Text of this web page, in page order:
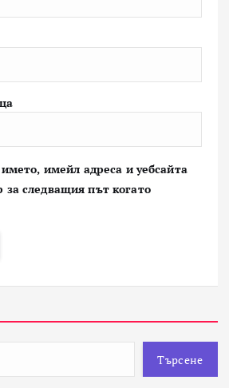
имейл адреса и уебсайта
за следващия път когато
Търсене